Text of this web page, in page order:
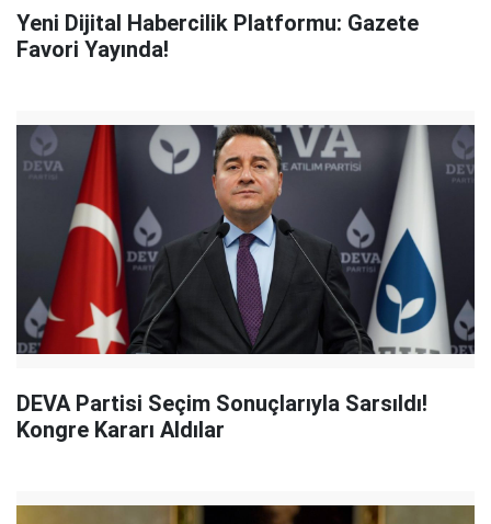
Yeni Dijital Habercilik Platformu: Gazete
Favori Yayında!
DEVA Partisi Seçim Sonuçlarıyla Sarsıldı!
Kongre Kararı Aldılar